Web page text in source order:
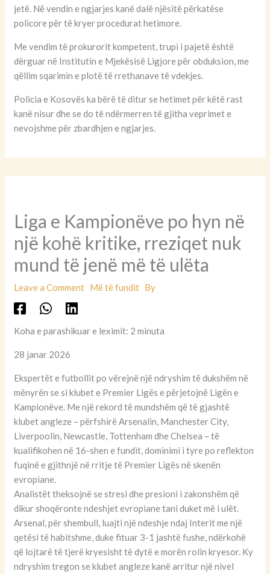
jetë. Në vendin e ngjarjes kanë dalë njësitë përkatëse
policore për të kryer procedurat hetimore.
Me vendim të prokurorit kompetent, trupi i pajetë është
dërguar në Institutin e Mjekësisë Ligjore për obduksion, me
qëllim sqarimin e plotë të rrethanave të vdekjes.
Policia e Kosovës ka bërë të ditur se hetimet për këtë rast
kanë nisur dhe se do të ndërmerren të gjitha veprimet e
nevojshme për zbardhjen e ngjarjes.
Liga e Kampionëve po hyn në
një kohë kritike, rreziqet nuk
mund të jenë më të ulëta
Leave a Comment Më të fundit By
Koha e parashikuar e leximit: 2 minuta
28 janar 2026
Ekspertët e futbollit po vërejnë një ndryshim të dukshëm në
mënyrën se si klubet e Premier Ligës e përjetojnë Ligën e
Kampionëve. Me një rekord të mundshëm që të gjashtë
klubet angleze – përfshirë Arsenalin, Manchester City,
Liverpoolin, Newcastle, Tottenham dhe Chelsea – të
kualifikohen në 16-shen e fundit, dominimi i tyre po reflekton
fuqinë e gjithnjë në rritje të Premier Ligës në skenën
evropiane.
Analistët theksojnë se stresi dhe presioni i zakonshëm që
dikur shoqëronte ndeshjet evropiane tani duket më i ulët.
Arsenal, për shembull, luajti një ndeshje ndaj Interit me një
qetësi të habitshme, duke fituar 3-1 jashtë fushe, ndërkohë
që lojtarë të tjerë kryesisht të dytë e morën rolin kryesor. Ky
ndryshim tregon se klubet angleze kanë arritur një nivel